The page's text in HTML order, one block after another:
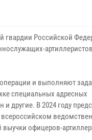
Российской
и выполняют
специальных адресных
другие. В 2024 году
выучки офицеров-